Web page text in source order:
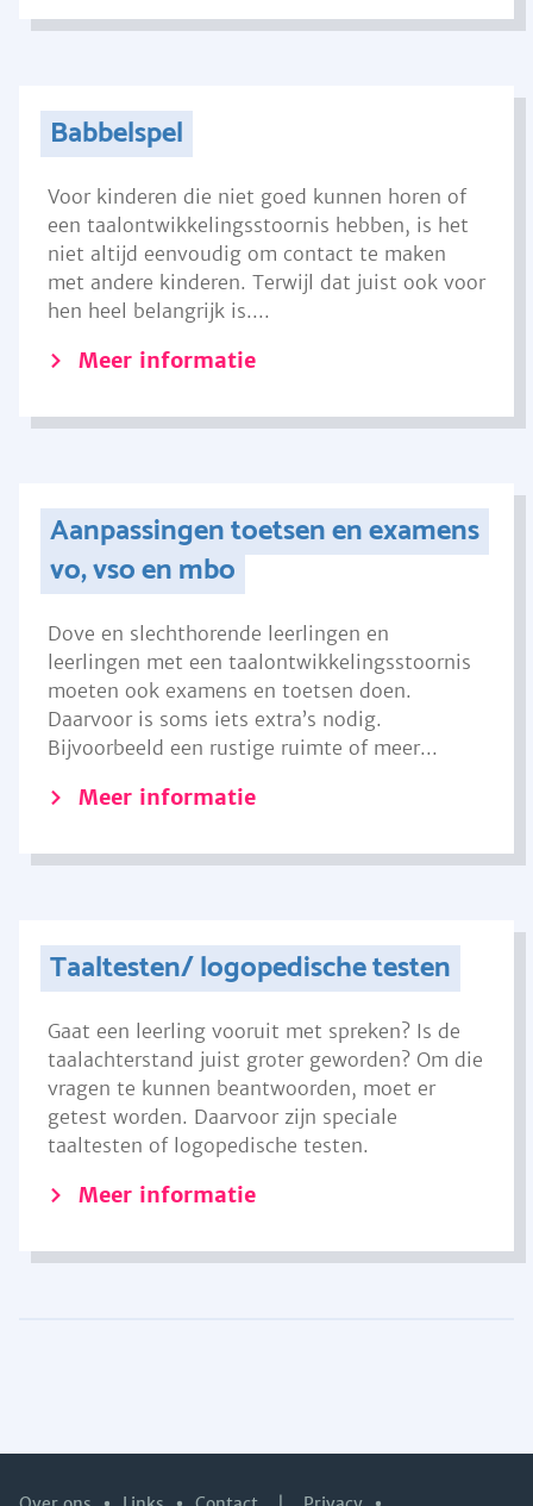
Babbelspel
Voor kinderen die niet goed kunnen horen of
een taalontwikkelingsstoornis hebben, is het
niet altijd eenvoudig om contact te maken
met andere kinderen. Terwijl dat juist ook voor
hen heel belangrijk is....
Meer informatie
Aanpassingen toetsen en examens
vo, vso en mbo
Dove en slechthorende leerlingen en
leerlingen met een taalontwikkelingsstoornis
moeten ook examens en toetsen doen.
Daarvoor is soms iets extra’s nodig.
Bijvoorbeeld een rustige ruimte of meer...
Meer informatie
Taaltesten/ logopedische testen
Gaat een leerling vooruit met spreken? Is de
taalachterstand juist groter geworden? Om die
vragen te kunnen beantwoorden, moet er
getest worden. Daarvoor zijn speciale
taaltesten of logopedische testen.
Meer informatie